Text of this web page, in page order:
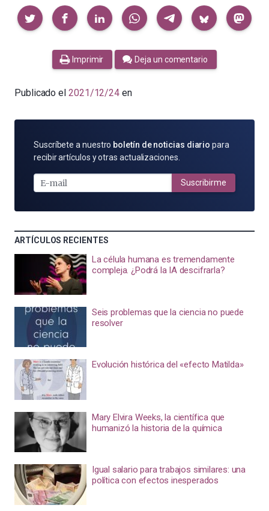
Compartir
Imprimir Deja un comentario
Publicado el 2021/12/24 en
SUSCRÍBETE
POR
MAIL
Suscríbete a nuestro boletín de noticias diario para
recibir artículos y otras actualizaciones.
Suscribirme
ARTÍCULOS RECIENTES
La célula humana es tremendamente
compleja. ¿Podrá la IA descifrarla?
Seis problemas que la ciencia no puede
resolver
Evolución histórica del «efecto Matilda»
Mary Elvira Weeks, la científica que
humanizó la historia de la química
Igual salario para trabajos similares: una
política con efectos inesperados